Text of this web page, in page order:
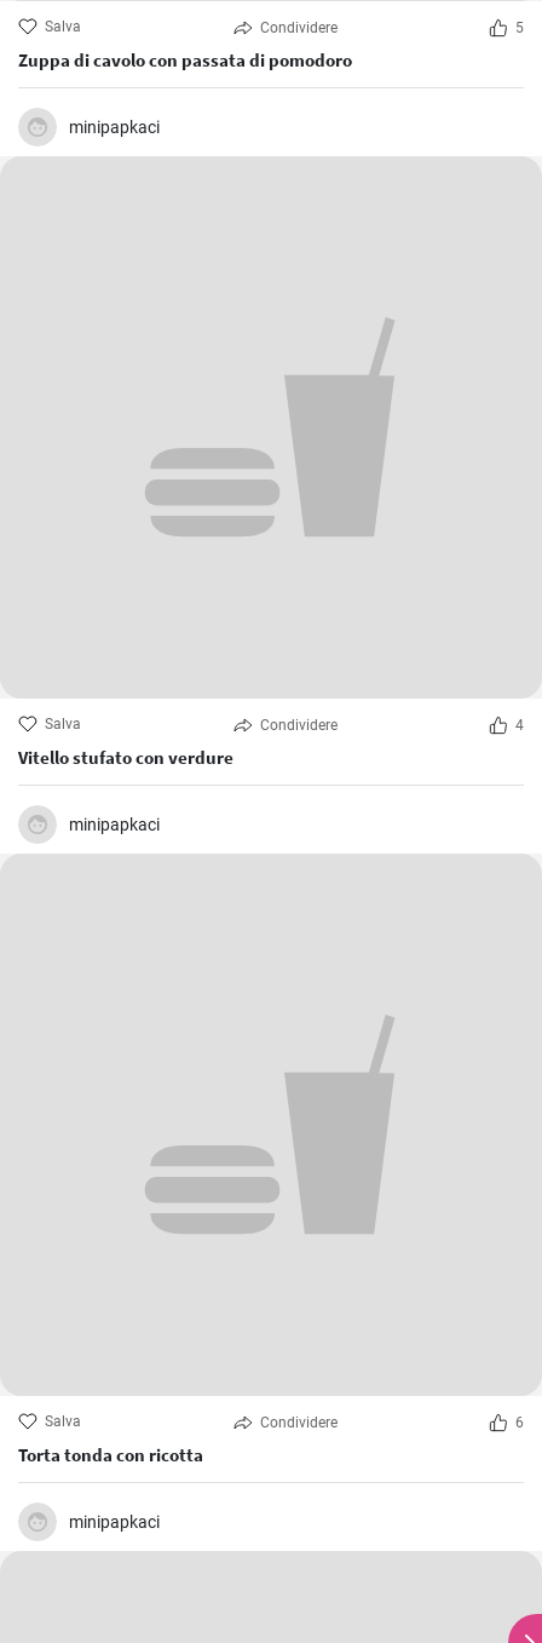
Salva Condividere 5
Zuppa di cavolo con passata di pomodoro
minipapkaci
Salva Condividere 4
Vitello stufato con verdure
minipapkaci
Salva Condividere 6
Torta tonda con ricotta
minipapkaci